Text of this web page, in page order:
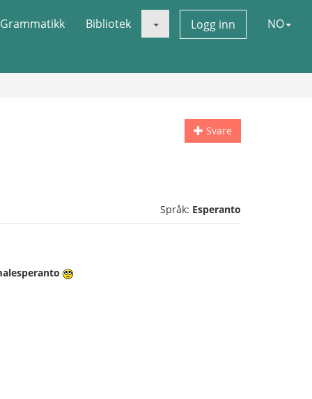
Grammatikk Bibliotek Logg inn NO
Svare
Språk: Esperanto